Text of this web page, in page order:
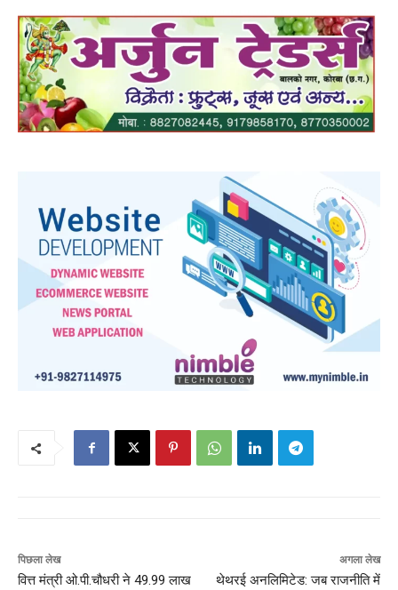
पिछला लेख
वित्त मंत्री ओ.पी.चौधरी ने 49.99 लाख
अगला लेख
थेथरई अनलिमिटेड: जब राजनीति में